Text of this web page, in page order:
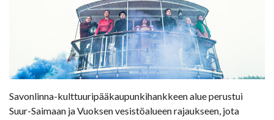
Savonlinna-kulttuuripääkaupunkihankkeen alue perustui
Suur-Saimaan ja Vuoksen vesistöalueen rajaukseen, jota